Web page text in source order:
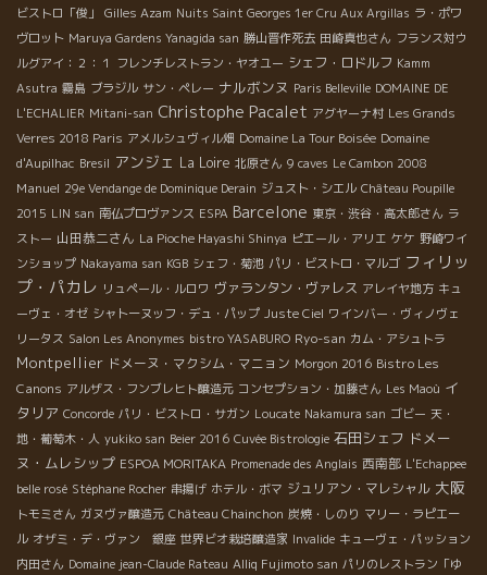
ビストロ「俊」
Gilles Azam Nuits Saint Georges 1er Cru Aux Argillas ラ・ポワ
ヴロット Maruya Gardens Yanagida san 勝山晋作死去 田崎真也さん フランス対ウ
ルグアイ：２：１ フレンチレストラン・ヤオユー シェフ・ロドルフ Kamm
Asutra 霧島 ブラジル サン・ペレー ナルボンヌ Paris Belleville DOMAINE DE
L'ECHALIER Mitani-san Christophe Pacalet アグヤーナ村 Les Grands
Verres 2018 Paris アメルシュヴィル畑 Domaine La Tour Boisée Domaine
d'Aupilhac Bresil アンジェ La Loire 北原さん 9 caves Le Cambon 2008
Manuel 29e Vendange de Dominique Derain ジュスト・シエル Château Poupille
2015 LIN san 南仏プロヴァンス ESPA Barcelone 東京・渋谷・高太郎さん ラ
ストー 山田恭二さん La Pioche Hayashi Shinya ピエール・アリエ ケケ 野崎ワイ
ンショップ Nakayama san KGB シェフ・菊池 パリ・ビストロ・マルゴ フィリッ
プ・パカレ リュペール・ルロワ ヴァランタン・ヴァレス アレイヤ地方 キュ
ーヴェ・オゼ シャトーヌッフ・デュ・パップ Juste Ciel ワインバー・ヴィノヴェ
リータス Salon Les Anonymes bistro YASABURO Ryo-san カム・アシュトラ
Montpellier ドメーヌ・マクシム・マニョン Morgon 2016 Bistro Les
Canons アルザス・フンブレヒト醸造元 コンセプション・加藤さん Les Maoù イ
タリア Concorde パリ・ビストロ・サガン Loucate Nakamura san ゴビー 天・
地・葡萄木・人 yukiko san Beier 2016 Cuvée Bistrologie 石田シェフ ドメー
ヌ・ムレシップ ESPOA MORITAKA Promenade des Anglais 西南部 L'Echappee
belle rosé Stéphane Rocher 串揚げ ホテル・ボマ ジュリアン・マレシャル 大阪
トモミさん ガヌヴァ醸造元 Château Chainchon 炭焼・しのり マリー・ラピエー
ル オザミ・デ・ヴァン 銀座 世界ビオ栽培醸造家 Invalide キューヴェ・パッション
内田さん Domaine jean-Claude Rateau Alliq Fujimoto san パリのレストラン「ゆ